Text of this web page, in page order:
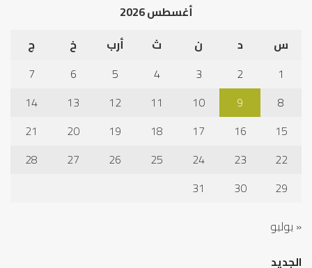
أغسطس 2026
س
د ن ث أرب خ
ج
1
2
3
4
5
6
7
8
9
10
11
12
13
14
15
16
17
18
19
20
21
22
23
24
25
26
27
28
29
30
31
« يوليو
الجديد